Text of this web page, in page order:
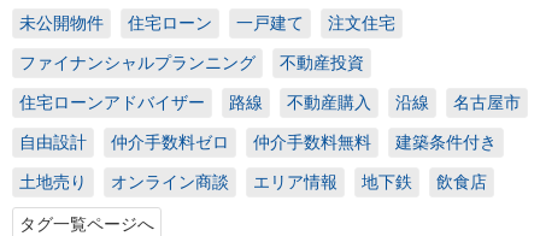
未公開物件
住宅ローン 一戸建て 注文住宅
ファイナンシャルプランニング 不動産投資
住宅ローンアドバイザー 路線 不動産購入 沿線 名古屋市
自由設計 仲介手数料ゼロ 仲介手数料無料 建築条件付き
土地売り オンライン商談 エリア情報 地下鉄 飲食店
タグ一覧ページへ